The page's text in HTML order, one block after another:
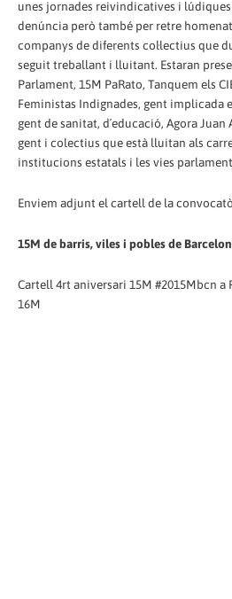
unes jornades reivindicatives i
denúncia però també per retre
companys de diferents col·lectius que
seguit treballant i lluitant. Estaran
Parlament, 15M PaRato, Tanquem els
Feministas Indignades, gent implicada
gent de sanitat, d´educació, Agora
gent i colectius que està lluitan als
institucions estatals i les vies
Enviem adjunt el cartell de la
15M de barris, viles i pobles de
Cartell 4rt aniversari 15M #2015Mbcn a
16M